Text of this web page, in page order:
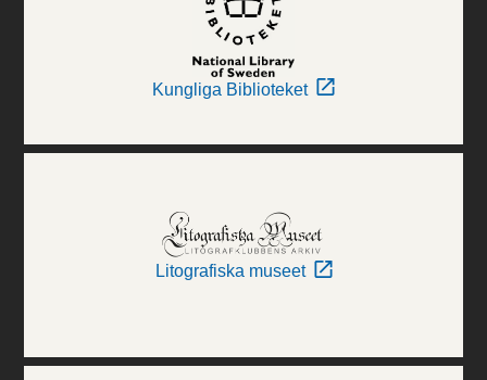
Kungliga Biblioteket
Litografiska museet